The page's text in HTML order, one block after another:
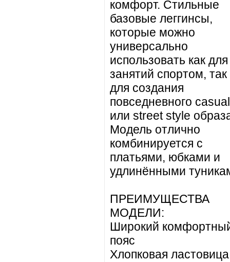
комфорт. Стильные
базовые леггинсы,
которые можно
универсально
использовать как для
занятий спортом, так
для создания
повседневного casual
или street style
Модель отлично
комбинируется с
платьями, юбками и
удлинёнными
ПРЕИМУЩЕСТВА
МОДЕЛИ:
Широкий
пояс
Хлопковая ластовица